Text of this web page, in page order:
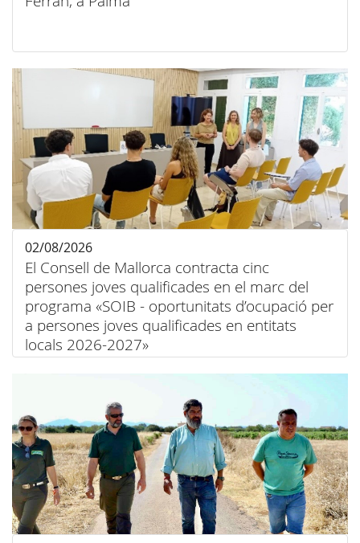
El Consell de Mallorca contracta cinc
persones joves qualificades en el marc del
programa «SOIB - oportunitats d’ocupació per
a persones joves qualificades en entitats
locals 2026-2027»
02/08/2026